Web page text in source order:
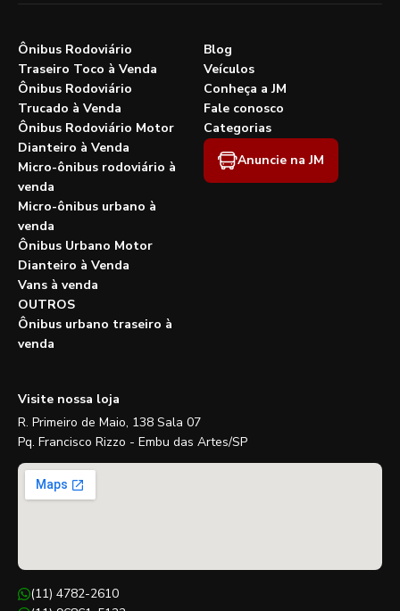
Ônibus Rodoviário
Traseiro Toco à Venda
Ônibus Rodoviário
Trucado à Venda
Ônibus Rodoviário Motor
Dianteiro à Venda
Micro-ônibus rodoviário à
venda
Micro-ônibus urbano à
venda
Ônibus Urbano Motor
Dianteiro à Venda
Vans à venda
OUTROS
Ônibus urbano traseiro à
venda
Blog
Veículos
Conheça a JM
Fale conosco
Categorias
Anuncie na JM
Visite nossa loja
R. Primeiro de Maio, 138 Sala 07
Pq. Francisco Rizzo - Embu das Artes/SP
(11) 4782-2610